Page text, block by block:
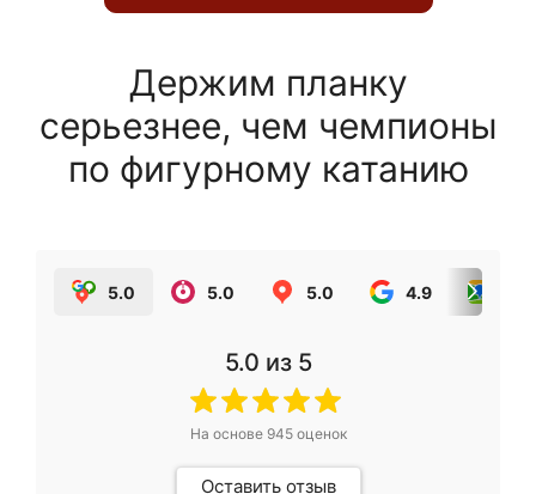
Держим планку
серьезнее, чем чемпионы
по фигурному катанию
5.0 5.0 5.0 4.9
5.0 из 5
На основе 945оценок
Оставить отзыв